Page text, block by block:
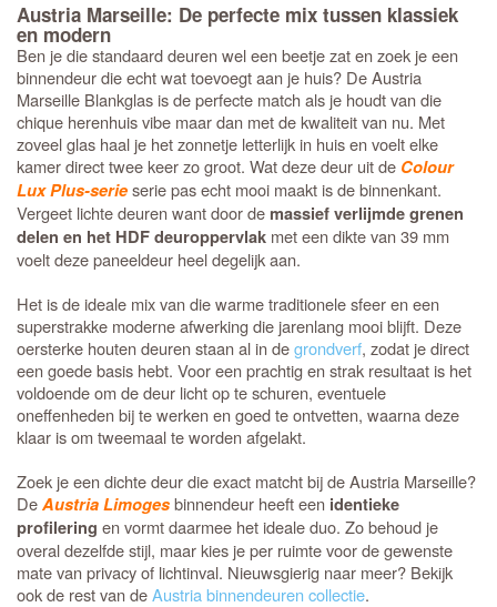
Austria Marseille: De perfecte mix tussen klassiek
en modern
Ben je die standaard deuren wel een beetje zat en zoek je een
binnendeur die echt wat toevoegt aan je huis? De Austria
Marseille Blankglas is de perfecte match als je houdt van die
chique herenhuis vibe maar dan met de kwaliteit van nu. Met
zoveel glas haal je het zonnetje letterlijk in huis en voelt elke
kamer direct twee keer zo groot. Wat deze deur uit de Colour
Lux Plus-serieserie pas echt mooi maakt is de binnenkant.
Vergeet lichte deuren want door de massief verlijmde grenen
delen en het HDF deuroppervlak met een dikte van 39 mm
voelt deze paneeldeur heel degelijk aan.
Het is de ideale mix van die warme traditionele sfeer en een
superstrakke moderne afwerking die jarenlang mooi blijft. Deze
oersterke houten deuren staan al in degrondverf, zodat je direct
een goede basis hebt. Voor een prachtig en strak resultaat is het
voldoende om de deur licht op te schuren, eventuele
oneffenheden bij te werken en goed te ontvetten, waarna deze
klaar is om tweemaal te worden afgelakt.
Zoek je een dichte deur die exact matcht bij de Austria Marseille?
DeAustria Limogesbinnendeur heeft een identieke
profilering en vormt daarmee het ideale duo. Zo behoud je
overal dezelfde stijl, maar kies je per ruimte voor de gewenste
mate van privacy of lichtinval. Nieuwsgierig naar meer? Bekijk
ook de rest van deAustria binnendeuren collectie.